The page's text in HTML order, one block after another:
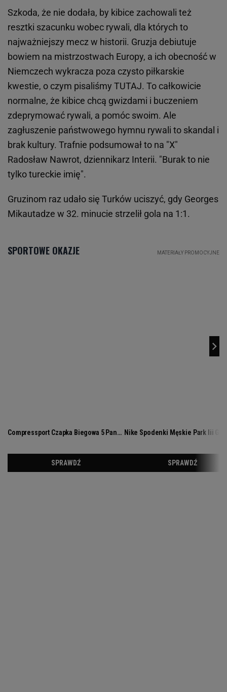
Szkoda, że nie dodała, by kibice zachowali też
resztki szacunku wobec rywali, dla których to
najważniejszy mecz w historii. Gruzja debiutuje
bowiem na mistrzostwach Europy, a ich obecność w
Niemczech wykracza poza czysto piłkarskie
kwestie, o czym pisaliśmy TUTAJ. To całkowicie
normalne, że kibice chcą gwizdami i buczeniem
zdeprymować rywali, a pomóc swoim. Ale
zagłuszenie państwowego hymnu rywali to skandal i
brak kultury. Trafnie podsumował to na "X"
Radosław Nawrot, dziennikarz Interii. "Burak to nie
tylko tureckie imię".
Gruzinom raz udało się Turków uciszyć, gdy Georges
Mikautadze w 32. minucie strzelił gola na 1:1.